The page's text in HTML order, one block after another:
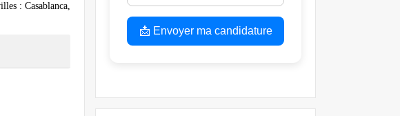
: Casablanca,
📩 Envoyer ma candidature